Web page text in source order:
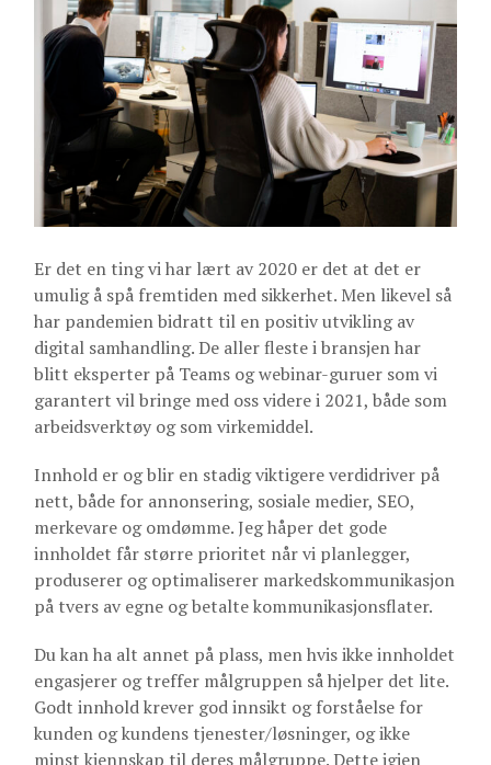
Er det en ting vi har lært av 2020 er det at det er
umulig å spå fremtiden med sikkerhet. Men likevel så
har pandemien bidratt til en positiv utvikling av
digital samhandling. De aller fleste i bransjen har
blitt eksperter på Teams og webinar-guruer som vi
garantert vil bringe med oss videre i 2021, både som
arbeidsverktøy og som virkemiddel.
Innhold er og blir en stadig viktigere verdidriver på
nett, både for annonsering, sosiale medier, SEO,
merkevare og omdømme. Jeg håper det gode
innholdet får større prioritet når vi planlegger,
produserer og optimaliserer markedskommunikasjon
på tvers av egne og betalte kommunikasjonsflater.
Du kan ha alt annet på plass, men hvis ikke innholdet
engasjerer og treffer målgruppen så hjelper det lite.
Godt innhold krever god innsikt og forståelse for
kunden og kundens tjenester/løsninger, og ikke
minst kjennskap til deres målgruppe. Dette igjen